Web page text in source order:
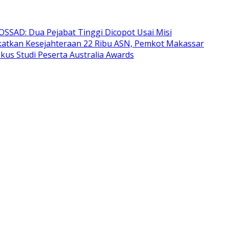
Dua Pejabat Tinggi Dicopot Usai Misi
Kesejahteraan 22 Ribu ASN, Pemkot Makassar
Studi Peserta Australia Awards